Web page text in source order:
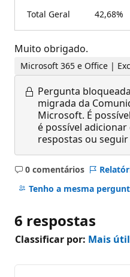
Total Geral 42,68%
Muito obrigado.
Microsoft 365 e Office |
Pergunta
migrada da
Microsoft. É
é possível
respostas ou
0 comentários
Sem
comentários
Tenho a mesma
6 respostas
Classificar por: Mais útil